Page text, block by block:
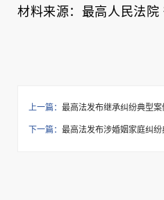
材料来源：最高人民法院
上一篇： 最高法发布继承纠纷典型
下一篇： 最高法发布涉婚姻家庭纠纷